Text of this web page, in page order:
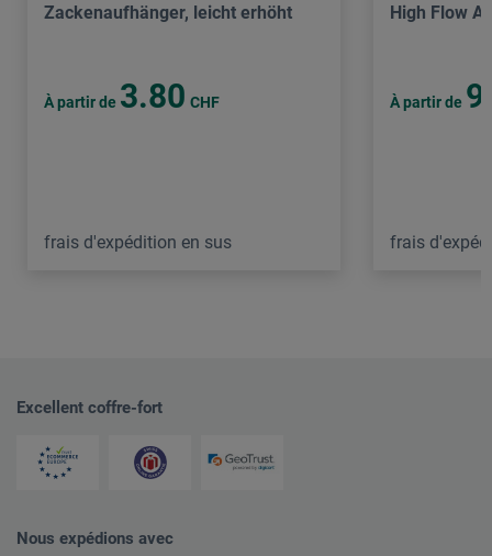
Zackenaufhänger, leicht erhöht
À partir de 3.80 CHF
frais d'expédition en sus
High Flow
À partir de
frais
Excellent coffre-fort
Nous expédions avec